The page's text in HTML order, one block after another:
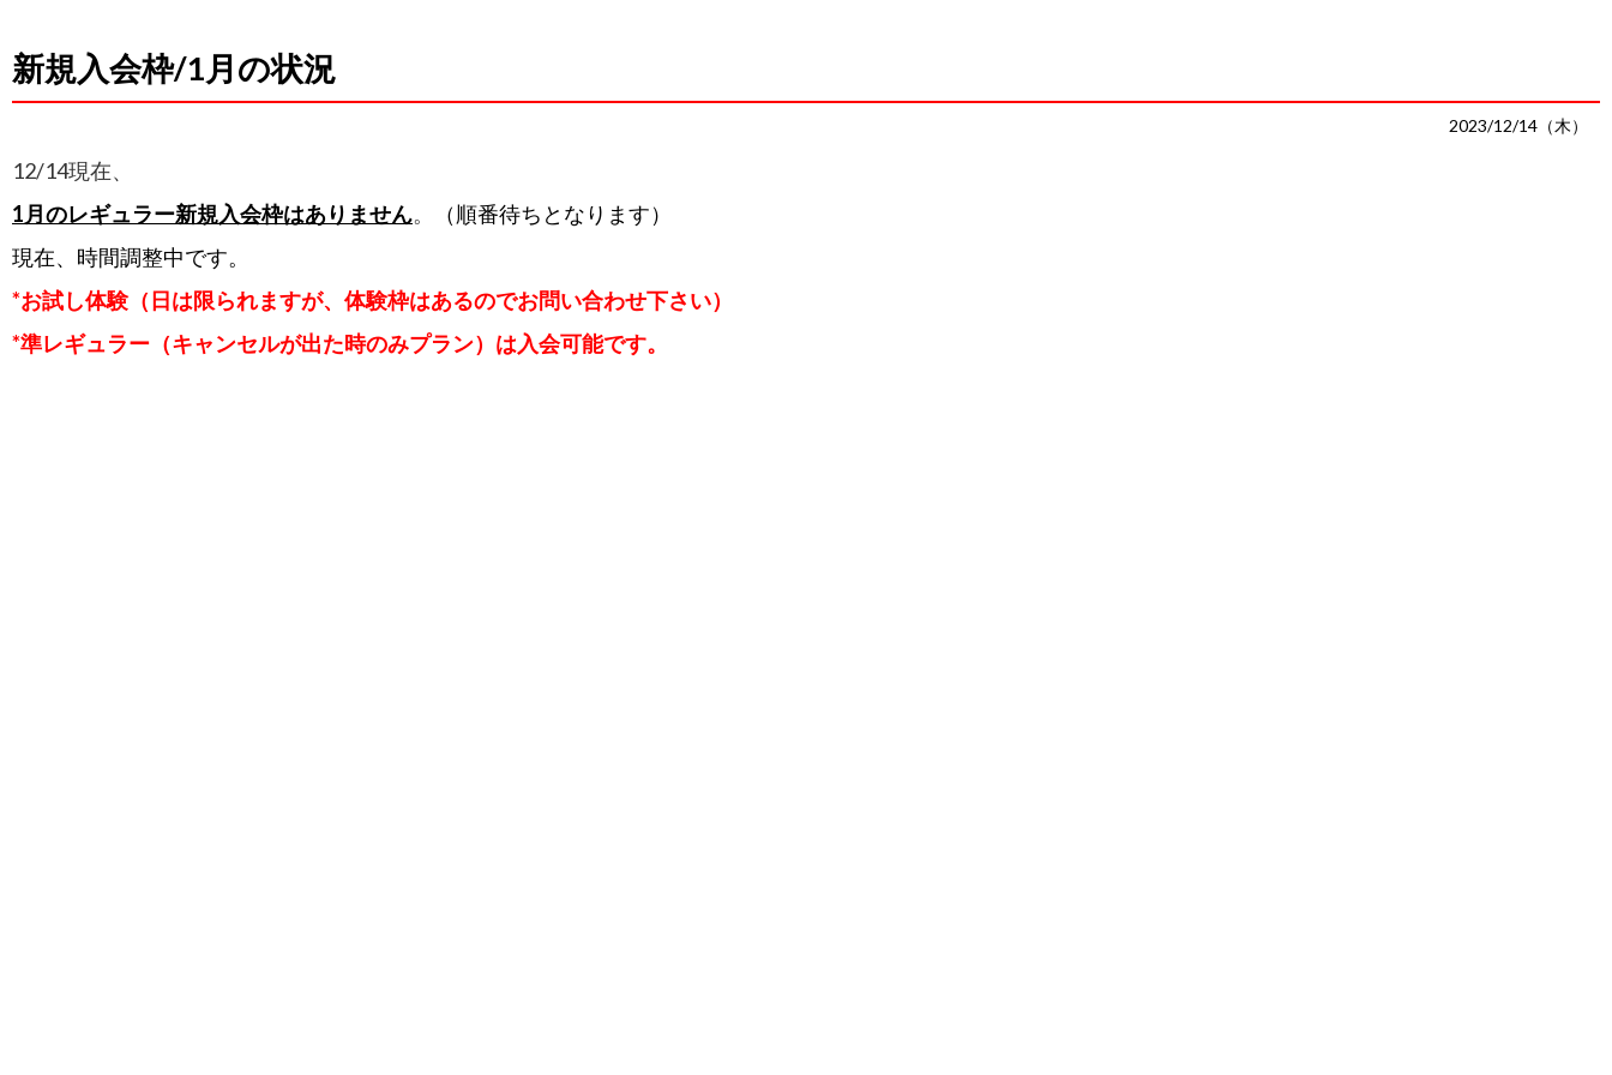
新規入会枠/1月の状況
2023/12/14（木）
12/14現在、
1月のレギュラー新規入会枠はありません。
（順番待ちとなります）
現在、時間調整中です。
*お試し体験（日は限られますが、体験枠はあるのでお問い合わせ下さい）
*準レギュラー（キャンセルが出た時のみプラン）は入会可能です。